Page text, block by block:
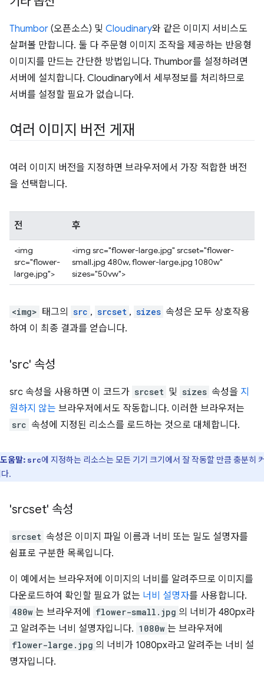
Thumbor (오픈소스) 및 Cloudinary와 같은 이미지 서비스도
살펴볼 만합니다. 둘 다 주문형 이미지 조작을 제공하는 반응형
이미지를 만드는 간단한 방법입니다. Thumbor를 설정하려면
서버에 설치합니다. Cloudinary에서 세부정보를 처리하므로
서버를 설정할 필요가 없습니다.
여러 이미지 버전 게재
여러 이미지 버전을 지정하면 브라우저에서 가장 적합한 버전
을 선택합니다.
전 후
<img
src="flower-
large.jpg">
<img src="flower-large.jpg" srcset="flower-
small.jpg 480w, flower-large.jpg 1080w"
sizes="50vw">
<img> 태그의 src , srcset , sizes 속성은 모두 상호작용
하여 이 최종 결과를 얻습니다.
'src' 속성
src 속성을 사용하면 이 코드가 srcset 및 sizes 속성을 지
원하지 않는 브라우저에서도 작동합니다. 이러한 브라우저는
src 속성에 지정된 리소스를 로드하는 것으로 대체합니다.
도움말: src에 지정하는 리소스는 모든 기기 크기에서 잘 작동할 만큼 충분히
.
'srcset' 속성
srcset 속성은 이미지 파일 이름과 너비 또는 밀도 설명자를
쉼표로 구분한 목록입니다.
이 예에서는 브라우저에 이미지의 너비를 알려주므로 이미지를
다운로드하여 확인할 필요가 없는 너비 설명자를 사용합니다.
480w 는 브라우저에 flower-small.jpg 의 너비가 480px라
고 알려주는 너비 설명자입니다. 1080w 는 브라우저에
flower-large.jpg 의 너비가 1080px라고 알려주는 너비 설
명자입니다.